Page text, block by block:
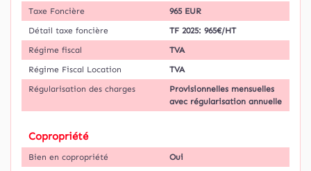
Taxe Foncière
965 EUR
Détail taxe foncière
TF 2025: 965€/HT
Régime fiscal
TVA
Régime Fiscal Location
TVA
Régularisation des charges
Provisionnelles mensuelles
avec régularisation annuelle
Copropriété
Bien en copropriété
Oui